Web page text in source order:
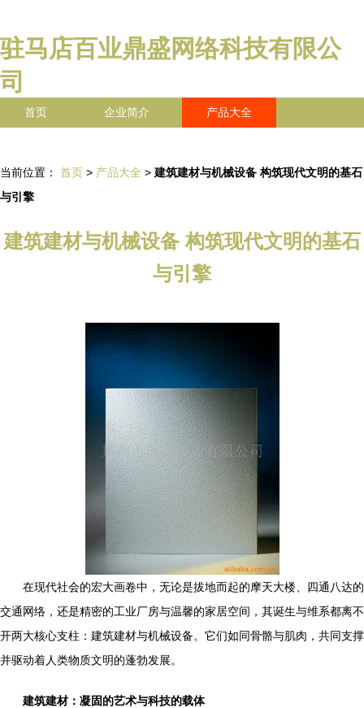
驻马店百业鼎盛网络科技有限公
司
首页 企业简介 产品大全
当前位置： 首页 > 产品大全 > 建筑建材与机械设备 构筑现代文明的基石
与引擎
建筑建材与机械设备 构筑现代文明的基石
与引擎
在现代社会的宏大画卷中，无论是拔地而起的摩天大楼、四通八达的
交通网络，还是精密的工业厂房与温馨的家居空间，其诞生与维系都离不
开两大核心支柱：建筑建材与机械设备。它们如同骨骼与肌肉，共同支撑
并驱动着人类物质文明的蓬勃发展。
建筑建材：凝固的艺术与科技的载体